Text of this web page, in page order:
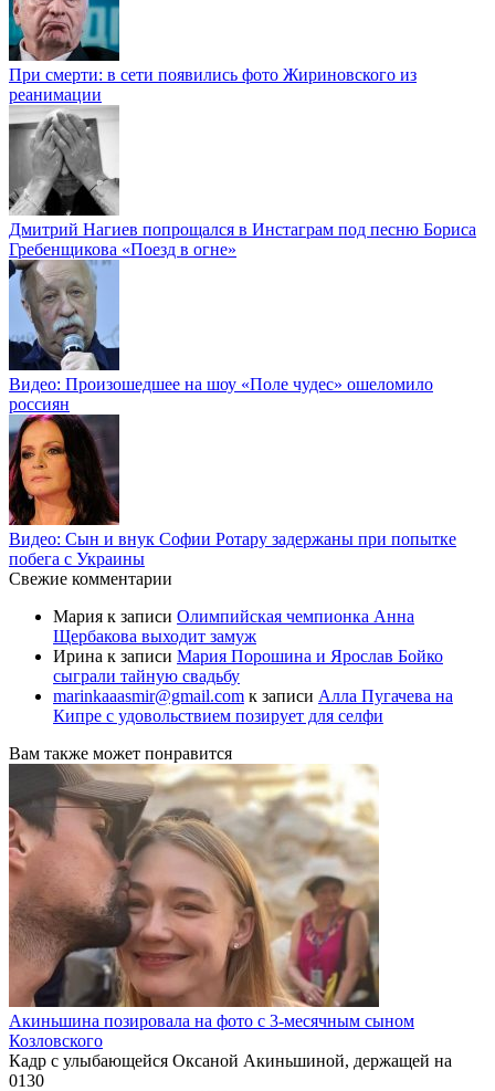
При смерти: в сети появились фото Жириновского из
реанимации
Дмитрий Нагиев попрощался в Инстаграм под песню Бориса
Гребенщикова «Поезд в огне»
Видео: Произошедшее на шоу «Поле чудес» ошеломило
россиян
Видео: Сын и внук Софии Ротару задержаны при попытке
побега с Украины
Свежие комментарии
Мария к записи Олимпийская чемпионка Анна
Щербакова выходит замуж
Ирина к записи Мария Порошина и Ярослав Бойко
сыграли тайную свадьбу
marinkaaasmir@gmail.com к записи Алла Пугачева на
Кипре с удовольствием позирует для селфи
Вам также может понравится
Акиньшина позировала на фото с 3-месячным сыном
Козловского
Кадр с улыбающейся Оксаной Акиньшиной, держащей на
0130